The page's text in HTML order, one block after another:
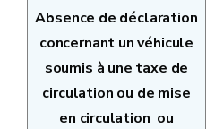
Absence de déclaration
concernant un véhicule
soumis à une taxe de
circulation ou de mise
en circulation ou